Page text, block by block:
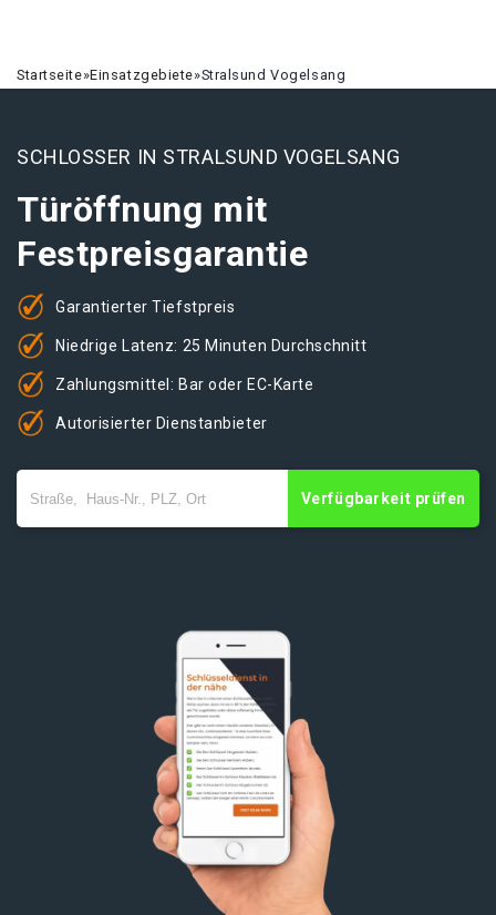
Startseite»Einsatzgebiete»Stralsund Vogelsang
SCHLOSSER IN STRALSUND VOGELSANG
Türöffnung mit
Festpreisgarantie
Garantierter Tiefstpreis
Niedrige Latenz: 25 Minuten Durchschnitt
Zahlungsmittel: Bar oder EC-Karte
Autorisierter Dienstanbieter
Verfügbarkeit prüfen